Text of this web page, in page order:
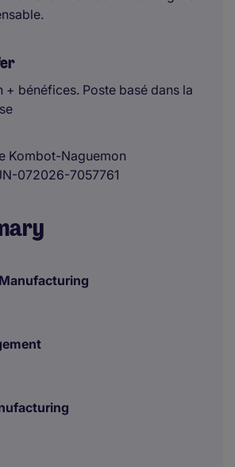
+ bénéfices. Poste basé dans la
Kombot-Naguemon
072026-7057761